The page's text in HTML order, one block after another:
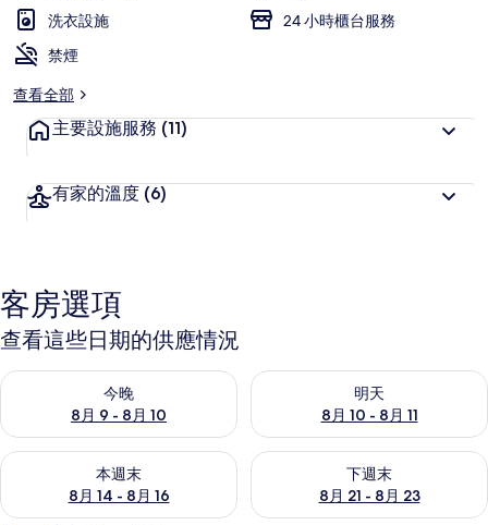
洗衣設施
24 小時櫃台服務
禁煙
查看全部
主要設施服務 (11)
有家的溫度 (6)
客房選項
查看這些日期的供應情況
今晚
8月 9 - 8月 10
查看今晚 (8月 9 - 8月 10) 的供應情況
明天
8月 10 - 8月 11
查看明天 (8月 10 - 8月 11) 的
本週末
8月 14 - 8月 16
查看本週末 (8月 14 - 8月 16) 的供應情況
下週末
8月 21 - 8月 23
查看下週末 (8月 21 - 8月 23)